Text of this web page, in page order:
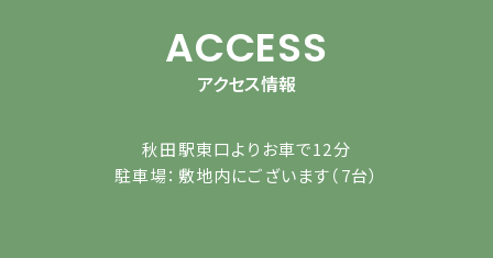
ACCESS
アクセス情報
秋田駅東口よりお車で12分
駐車場：敷地内にございます（7台）